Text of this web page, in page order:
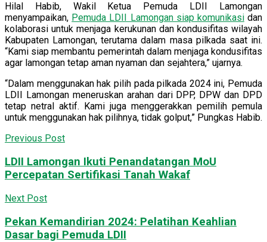
Hilal Habib, Wakil Ketua Pemuda LDII Lamongan
menyampaikan, Pemuda LDII Lamongan siap komunikasidan
kolaborasi untuk menjaga kerukunan dan kondusifitas wilayah
Kabupaten Lamongan, terutama dalam masa pilkada saat ini.
“Kami siap membantu pemerintah dalam menjaga kondusifitas
agar lamongan tetap aman nyaman dan sejahtera,” ujarnya.
“Dalam menggunakan hak pilih pada pilkada 2024 ini, Pemuda
LDII Lamongan meneruskan arahan dari DPP, DPW dan DPD
tetap netral aktif. Kami juga menggerakkan pemilih pemula
untuk menggunakan hak pilihnya, tidak golput,” Pungkas Habib.
Previous Post
LDII Lamongan Ikuti Penandatangan MoU
Percepatan Sertifikasi Tanah Wakaf
Next Post
Pekan Kemandirian 2024: Pelatihan Keahlian
Dasar bagi Pemuda LDII